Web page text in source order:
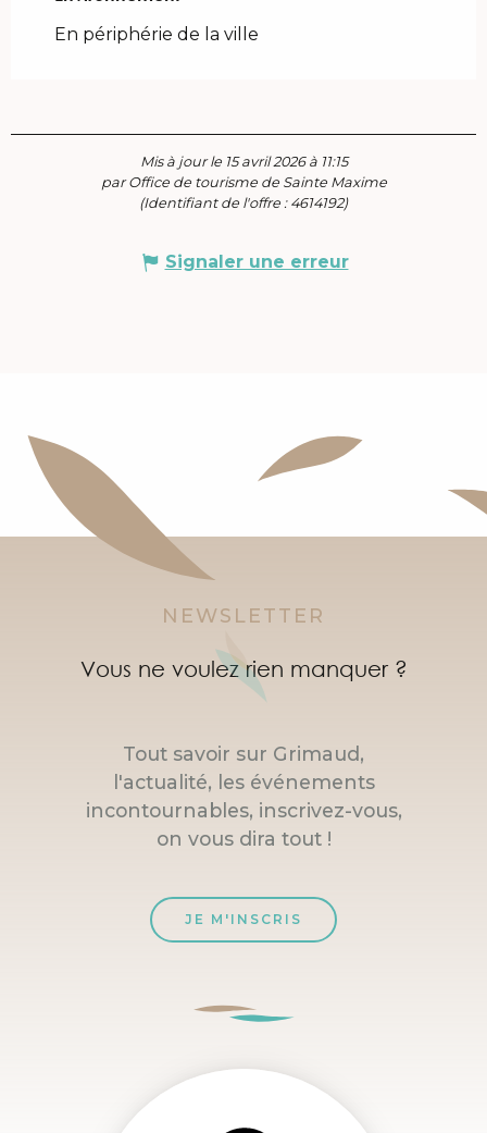
En périphérie de la ville
Mis à jour le 15 avril 2026 à 11:15
par Office de tourisme de Sainte Maxime
(Identifiant de l'offre : 4614192)
Signaler une erreur
NEWSLETTER
Vous ne voulez rien manquer ?
Tout savoir sur Grimaud,
l'actualité, les événements
incontournables, inscrivez-vous,
on vous dira tout !
JE M'INSCRIS